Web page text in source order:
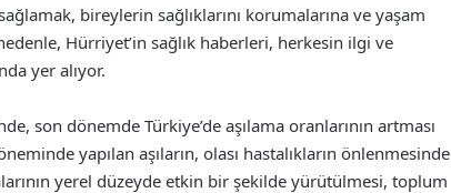
bireylerin sağlıklarını korumalarına ve yaşam
Hürriyet’in sağlık haberleri, herkesin ilgi ve
yer alıyor.
son dönemde Türkiye’de aşılama oranlarının artması
yapılan aşıların, olası hastalıkların önlenmesinde
yerel düzeyde etkin bir şekilde yürütülmesi, toplum